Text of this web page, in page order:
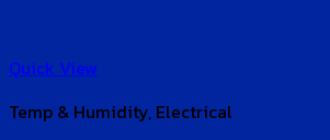
Quick View
Temp & Humidity, Electrical